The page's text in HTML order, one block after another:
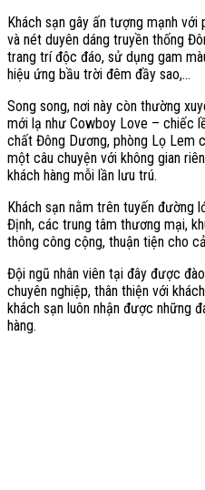
Khách sạn gây ấn tượng mạnh
và nét duyên dáng truyền thống
trang trí độc đáo, sử dụng gam
hiệu ứng bầu trời đêm đầy sao,…
Song song, nơi này còn thường
mới lạ như Cowboy Love – chiếc
chất Đông Dương, phòng Lọ Lem
một câu chuyện với không gian
khách hàng mỗi lần lưu trú.
Khách sạn nằm trên tuyến đường
Định, các trung tâm thương mại,
thông công cộng, thuận tiện cho
Đội ngũ nhân viên tại đây được
chuyên nghiệp, thân thiện với
khách sạn luôn nhận được những
hàng.